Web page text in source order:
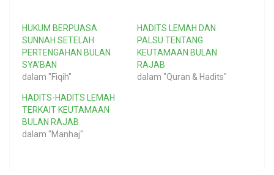
HUKUM BERPUASA
SUNNAH SETELAH
PERTENGAHAN BULAN
SYA’BAN
dalam "Fiqih"
HADITS LEMAH DAN
PALSU TENTANG
KEUTAMAAN BULAN
RAJAB
dalam "Quran & Hadits"
HADITS-HADITS LEMAH
TERKAIT KEUTAMAAN
BULAN RAJAB
dalam "Manhaj"